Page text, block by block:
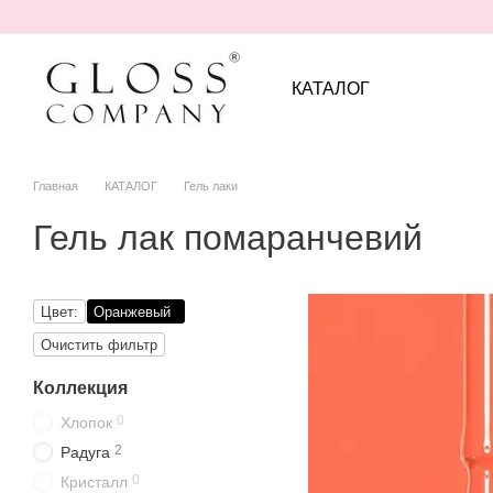
КАТАЛОГ
Главная КАТАЛОГ Гель лаки
Гель лак помаранчевий
Цвет:
Оранжевый
Очистить фильтр
Коллекция
Хлопок 0
Радуга 2
Кристалл 0